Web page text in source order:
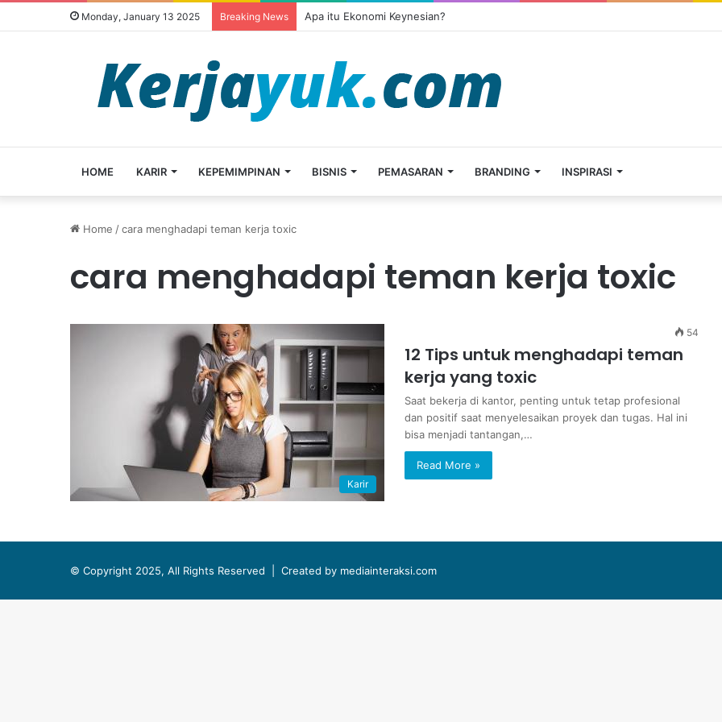
Monday, January 13 2025 Breaking News Apa itu Ekonomi Keynesian?
HOME KARIR KEPEMIMPINAN BISNIS PEMASARAN BRANDING INSPIRASI
Home /cara menghadapi teman kerja toxic
cara menghadapi teman kerja toxic
Karir
54
12 Tips untuk menghadapi teman
kerja yang toxic
Saat bekerja di kantor, penting untuk tetap profesional
dan positif saat menyelesaikan proyek dan tugas. Hal ini
bisa menjadi tantangan,…
Read More »
© Copyright 2025, All Rights Reserved | Created by mediainteraksi.com